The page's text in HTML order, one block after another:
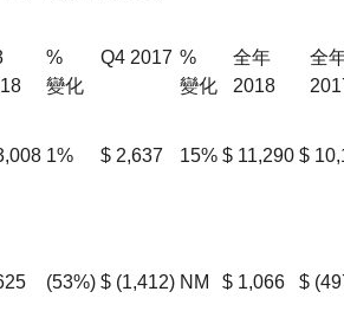
%
變化
Q4 2017 %
變化
全年
2018
全
1% $ 2,637 15% $ 11,290 $
(53%) $ (1,412) NM $ 1,066 $